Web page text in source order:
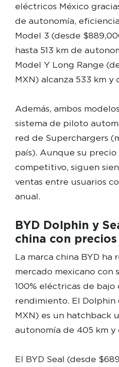
eléctricos México
de autonomía,
Model 3 (desde
hasta 513 km de
Model Y Long Range
MXN) alcanza 533 km y
Además, ambos
sistema de piloto
red de Superchargers
país). Aunque su precio
competitivo, siguen
ventas entre usuarios
anual.
BYD Dolphin y
china con
La marca china BYD ha
mercado mexicano con
100% eléctricas de bajo
rendimiento. El Dolphin
MXN) es un hatchback
autonomía de 405 km
El BYD Seal (desde